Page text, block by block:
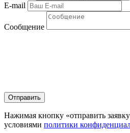
E-mail
Сообщение
Нажимая кнопку «отправить
условиями политики